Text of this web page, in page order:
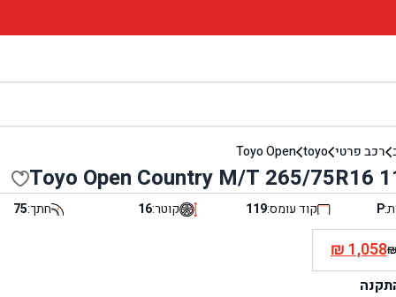
רכב פרטי toyo
Toyo Open
Toyo Open Country M/T 265/75R16
P קוד עומס:119 קוטר:16 חתך:75
₪1,058